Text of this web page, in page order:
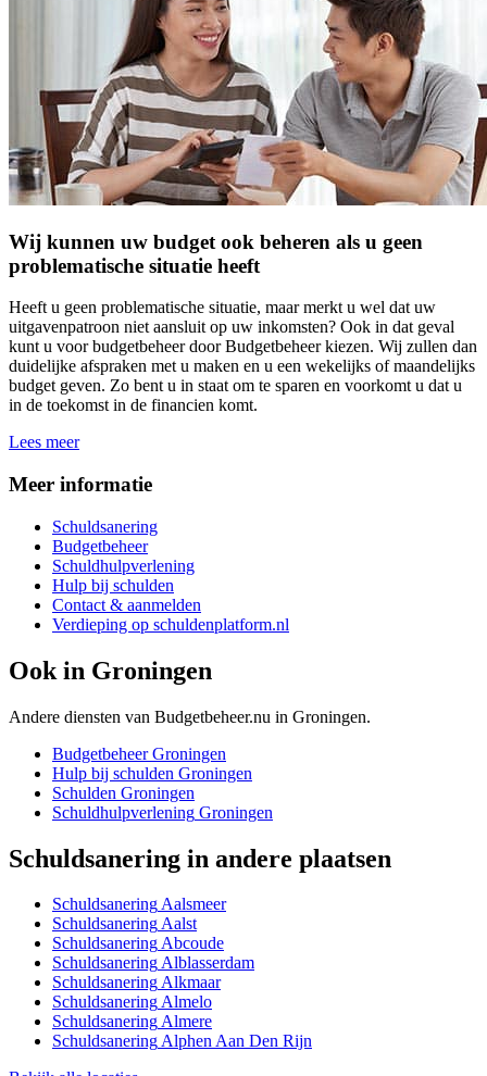
Wij kunnen uw budget ook beheren als u geen
problematische situatie heeft
Heeft u geen problematische situatie, maar merkt u wel dat uw
uitgavenpatroon niet aansluit op uw inkomsten? Ook in dat geval
kunt u voor budgetbeheer door Budgetbeheer kiezen. Wij zullen dan
duidelijke afspraken met u maken en u een wekelijks of maandelijks
budget geven. Zo bent u in staat om te sparen en voorkomt u dat u
in de toekomst in de financien komt.
Lees meer
Meer informatie
Schuldsanering
Budgetbeheer
Schuldhulpverlening
Hulp bij schulden
Contact & aanmelden
Verdieping op schuldenplatform.nl
Ook in Groningen
Andere diensten van Budgetbeheer.nu in Groningen.
Budgetbeheer Groningen
Hulp bij schulden Groningen
Schulden Groningen
Schuldhulpverlening Groningen
Schuldsanering in andere plaatsen
SchuldsaneringAalsmeer
SchuldsaneringAalst
SchuldsaneringAbcoude
SchuldsaneringAlblasserdam
SchuldsaneringAlkmaar
SchuldsaneringAlmelo
SchuldsaneringAlmere
SchuldsaneringAlphen Aan Den Rijn